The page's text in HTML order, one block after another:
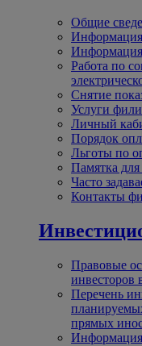
Общие
Информация
Работа по
Снятие
Услуги
Личный
Порядок
Льготы по
Памятка
Часто
Контакты
Правовые
инвесторов
Перечень
прямых
Информация